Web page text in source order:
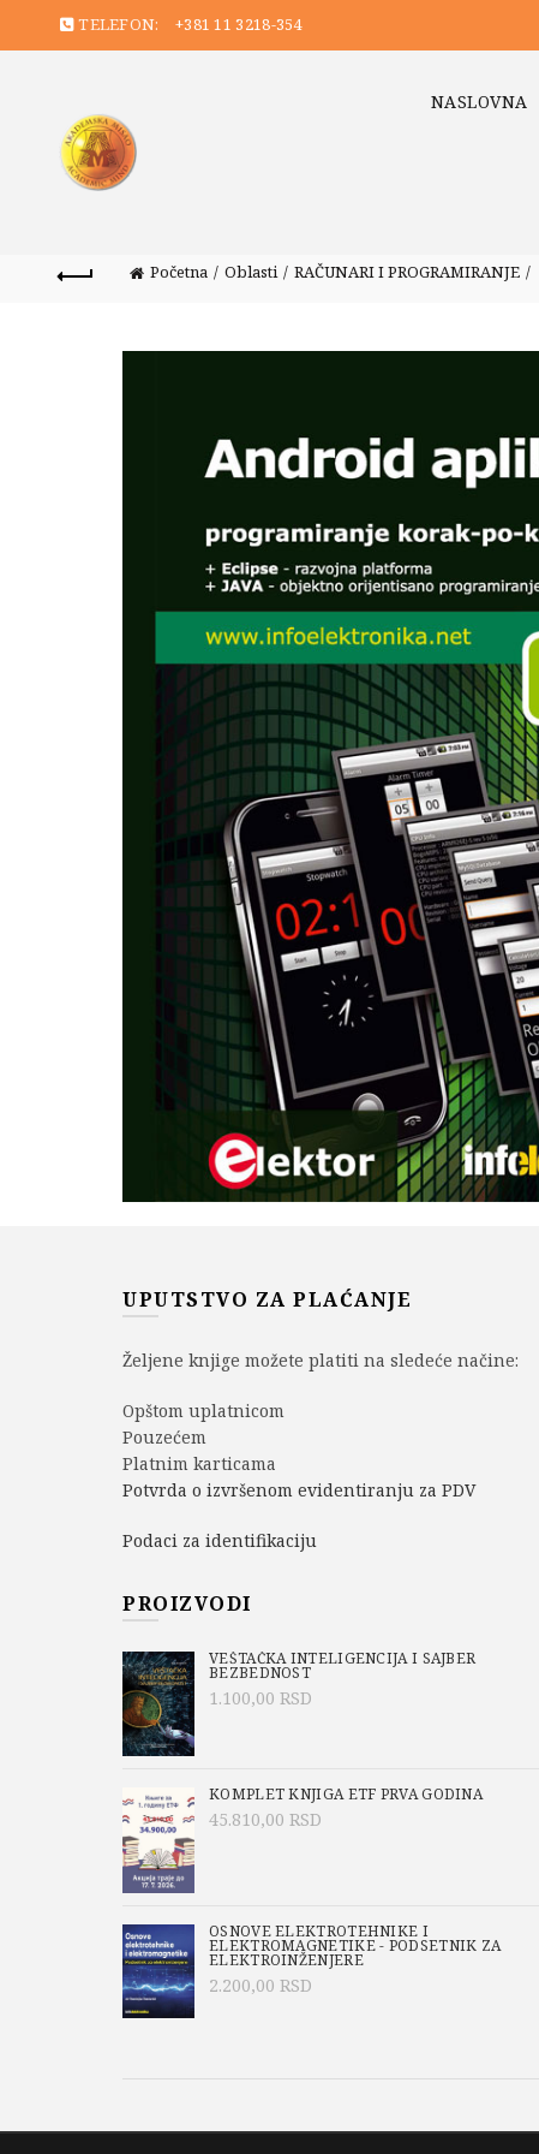
TELEFON: +381 11 3218-354
NASLOVNA
Početna Oblasti RAČUNARI I PROGRAMIRANJE
UPUTSTVO ZA PLAĆANJE
Željene knjige možete platiti na sledeće načine:
Opštom uplatnicom
Pouzećem
Platnim karticama
Potvrda o izvršenom evidentiranju za PDV
Podaci za identifikaciju
PROIZVODI
VEŠTAČKA INTELIGENCIJA I SAJBER
BEZBEDNOST
1.100,00 RSD
KOMPLET KNJIGA ETF PRVA GODINA
45.810,00 RSD
OSNOVE ELEKTROTEHNIKE I
ELEKTROMAGNETIKE - PODSETNIK ZA
ELEKTROINŽENJERE
2.200,00 RSD